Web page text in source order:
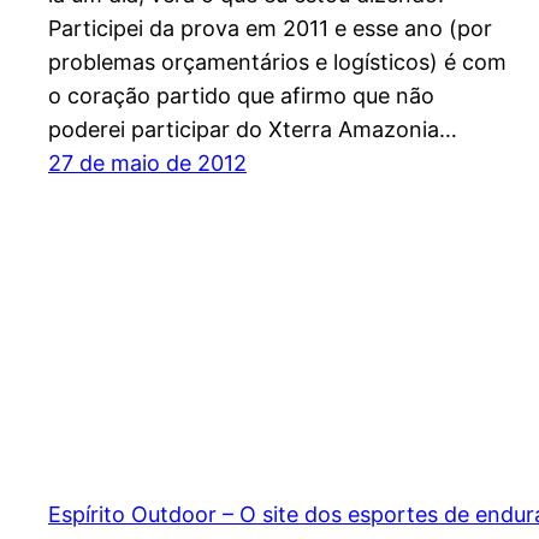
Participei da prova em 2011 e esse ano (por
problemas orçamentários e logísticos) é com
o coração partido que afirmo que não
poderei participar do Xterra Amazonia…
27 de maio de 2012
Espírito Outdoor – O site dos esportes de